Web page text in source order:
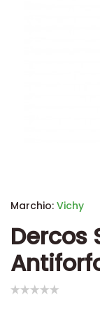
Marchio: Vichy
Dercos